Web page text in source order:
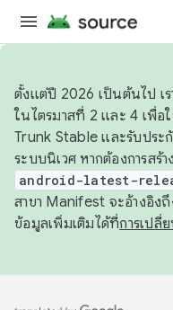
ตั้งแต่ปี 2026 เป็นต้นไป เ
ในไตรมาสที่ 2 และ 4 เพื่
Trunk Stable และรับประ
ระบบนิเวศ หากต้องการสร้
android-latest-
สาขา Manifest จะอ้างอิง
ข้อมูลเพิ่มเติมได้ที่การเปลี่